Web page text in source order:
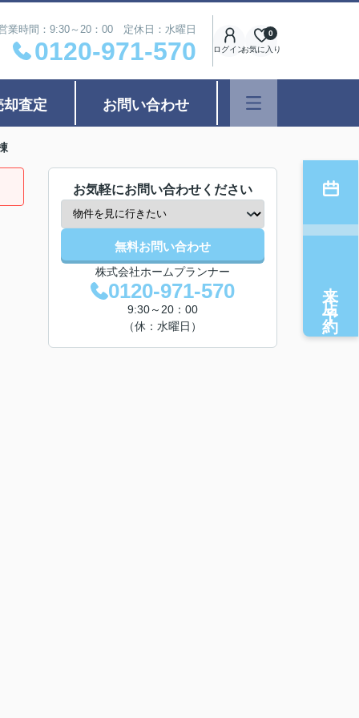
業時間：9:30～20：00 定休日：水曜日
0120-971-570 ログインお気に入り
0
却査定 お問い合わせ
お気軽にお問い合わせください
無料お問い合わせ
株式会社ホームプランナー
0120-971-570
9:30～20：00
（休：水曜日）
来店予約